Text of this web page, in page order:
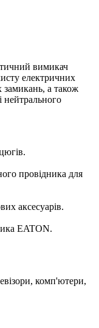
вимикач
електричних
замикань, а також
нейтрального
провідника для
аксесуарів.
EATON.
комп'ютери,